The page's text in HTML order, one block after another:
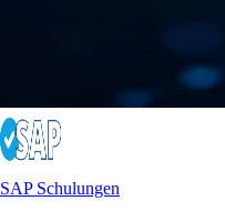
SAP Schulungen